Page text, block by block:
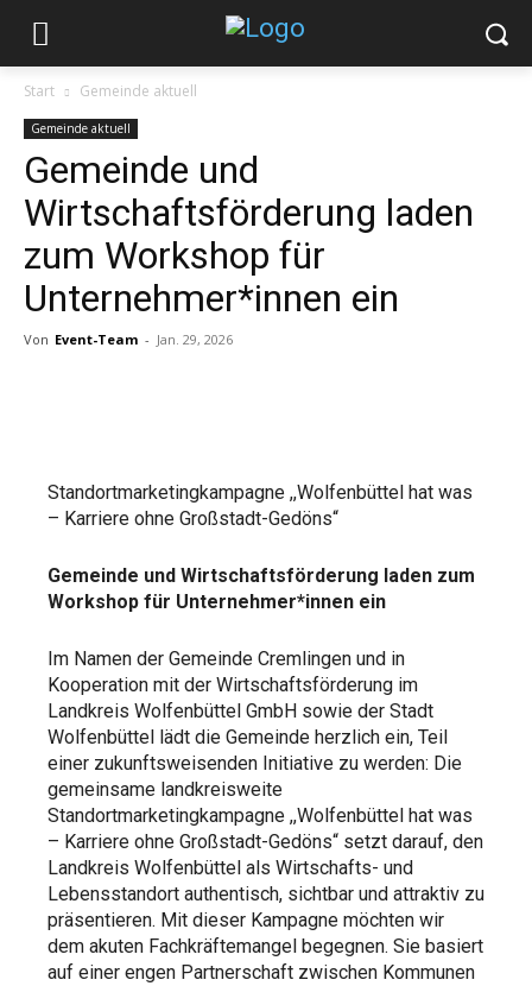
Start Gemeinde aktuell
Gemeinde aktuell
Gemeinde und
Wirtschaftsförderung laden
zum Workshop für
Unternehmer*innen ein
Von Event-Team - Jan. 29, 2026
Standortmarketingkampagne ,,Wolfenbüttel hat was
– Karriere ohne Großstadt-Gedöns“
Gemeinde und Wirtschaftsförderung laden zum
Workshop für Unternehmer*innen ein
Im Namen der Gemeinde Cremlingen und in
Kooperation mit der Wirtschaftsförderung im
Landkreis Wolfenbüttel GmbH sowie der Stadt
Wolfenbüttel lädt die Gemeinde herzlich ein, Teil
einer zukunftsweisenden Initiative zu werden: Die
gemeinsame landkreisweite
Standortmarketingkampagne ,,Wolfenbüttel hat was
– Karriere ohne Großstadt-Gedöns“ setzt darauf, den
Landkreis Wolfenbüttel als Wirtschafts- und
Lebensstandort authentisch, sichtbar und attraktiv zu
präsentieren. Mit dieser Kampagne möchten wir
dem akuten Fachkräftemangel begegnen. Sie basiert
auf einer engen Partnerschaft zwischen Kommunen